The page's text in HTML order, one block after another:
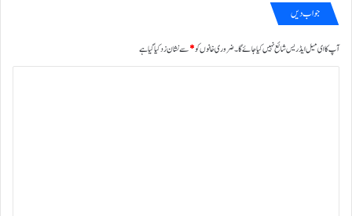
جواب دیں
آپ کا ای میل ایڈریس شائع نہیں کیا جائے گا۔ضروری خانوں کو*سے نشان زد کیا گیا ہے